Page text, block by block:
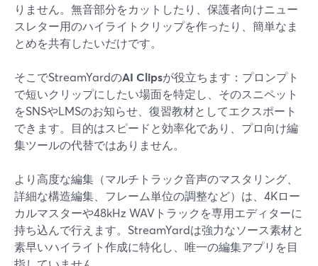
りません。無音部分をカットしたり、保護者向けニュー
スレター用のハイライトクリップを作ったり、簡単なま
とめを共有したいだけです。
そこでStreamYardのAI Clipsが役立ちます：プロンプト
で短いクリップにしたい場面を特定し、そのスニペット
をSNSやLMSのお知らせ、復習教材としてエクスポート
できます。目的はスピードと効率化であり、プロ向け編
集ツールの代替ではありません。
より高度な編集（マルチトラック音声のマスタリング、
詳細な構造編集、フレーム単位の調整など）は、4Kロー
カルマスターや48kHz WAVトラックを専用エディターに
持ち込んで行えます。StreamYardは強力なソース素材と
素早いハイライト作成に特化し、唯一の編集アプリを目